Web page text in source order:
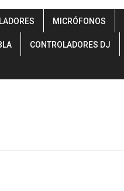
MICRÓFONOS
CONTROLADORES DJ